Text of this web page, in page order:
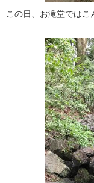
この日、お滝堂ではこ